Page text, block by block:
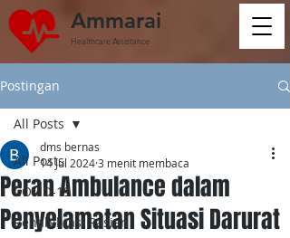
Ammarai
Healthcare Assistance
Postingan
All Posts
COVID-19
Rehabilitasi Pasien
All Posts
Peran Ambulance dalam
Penyelamatan Situasi Darurat
dms bernas
14 Jul 20243 menit membaca